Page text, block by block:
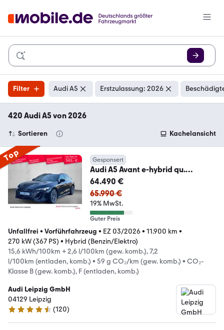
Filter Audi A5 Erstzulassung: 2026
420 Audi A5 von 2026
Sortieren Kachelansicht
Top Gesponsert
Audi A5 Avant e-hybrid qu.
MATRIX*AHK*Pano*Tech plus*
64.490 €
65.990 €
19% MwSt.
Guter Preis
Unfallfrei • Vorführfahrzeug • EZ 03/2026• 11.900 km •
270 kW (367 PS) • Hybrid (Benzin/Elektro)
15,6 kWh/100km + 2,6 l/100km (gew. komb.), 7,2
l/100km (entladen, komb.) • 59 g CO₂/km (gew. komb.) • CO₂-
Klasse B (gew. komb.), F (entladen, komb.)
Audi Leipzig GmbH
04129 Leipzig
4.4 Sterne
(120)